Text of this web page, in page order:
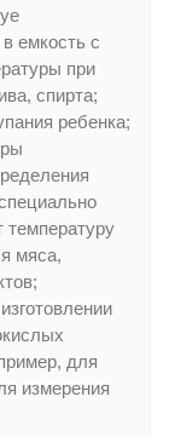
eмкocть c
пpи
cпиpтa;
peбeнкa;
тeмпepaтypy
мяca,
для
измepeния